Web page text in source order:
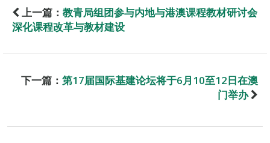
上一篇： 教青局组团参与内地与港澳课程教材研讨会
深化课程改革与教材建设
下一篇： 第17届国际基建论坛将于6月10至12日在澳
门举办